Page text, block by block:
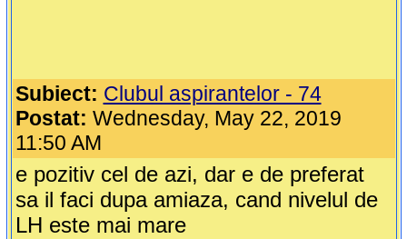
Subiect: Clubul aspirantelor - 74
Postat: Wednesday, May 22, 2019
11:50 AM
e pozitiv cel de azi, dar e de preferat
sa il faci dupa amiaza, cand nivelul de
LH este mai mare